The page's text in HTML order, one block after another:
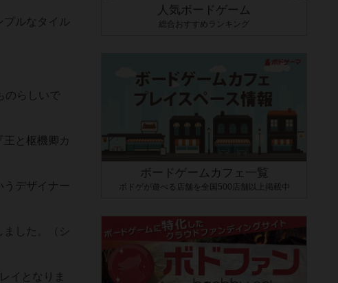
プルなタイル
のらしいで
と枢機卿カ
デザイナー
した。（シ
イとなりま
人気ボードゲーム
総合おすすめランキング
ボードゲームカフェ一覧
ボドゲが遊べる店舗を全国500店舗以上掲載中